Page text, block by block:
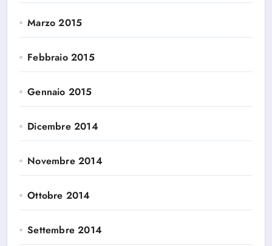
Marzo 2015
Febbraio 2015
Gennaio 2015
Dicembre 2014
Novembre 2014
Ottobre 2014
Settembre 2014